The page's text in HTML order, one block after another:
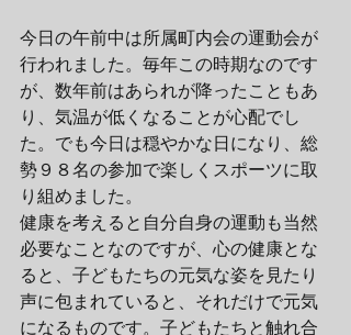
今日の午前中は所属町内会の運動会が
行われました。毎年この時期なのです
が、数年前はあられが降ったこともあ
り、気温が低くなることが心配でし
た。でも今日は穏やかな日になり、総
勢９８名の参加で楽しくスポーツに取
り組めました。
健康を考えると自分自身の運動も当然
必要なことなのですが、心の健康とな
ると、子どもたちの元気な姿を見たり
声に包まれていると、それだけで元気
になるものです。子どもたちと触れ合